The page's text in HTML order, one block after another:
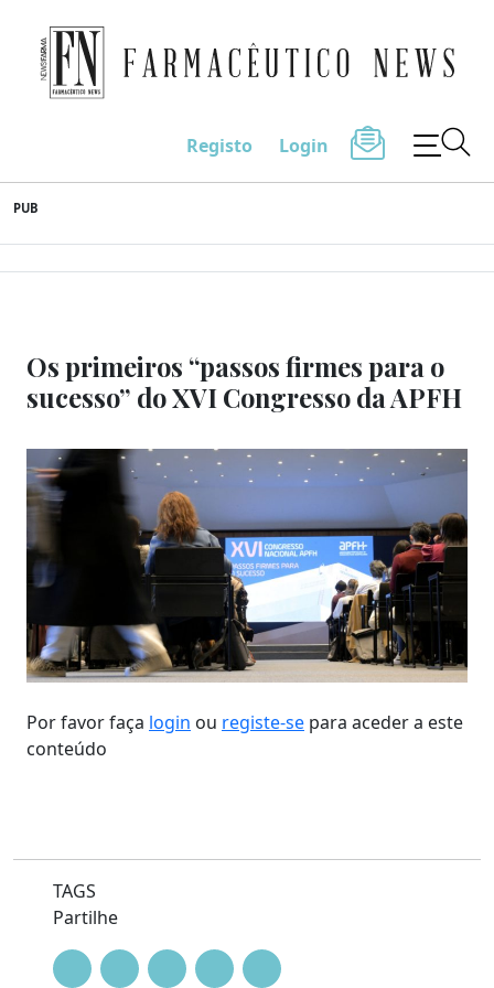
to
content
Farmacêutico News
Registo Login
PUB
Os primeiros “passos firmes para o
sucesso” do XVI Congresso da APFH
Por favor faça login ou registe-se para aceder a este
conteúdo
TAGS
Partilhe